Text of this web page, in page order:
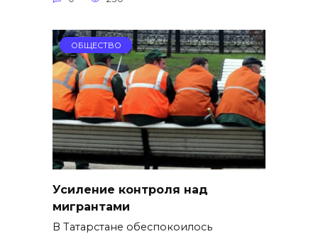
ОБЩЕСТВО
Усиление контроля над
мигрантами
В Татарстане обеспокоилось